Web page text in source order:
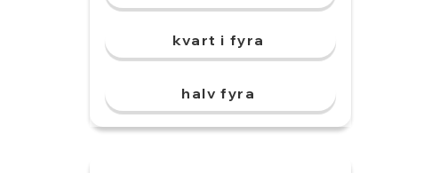
kvart i fyra
halv fyra